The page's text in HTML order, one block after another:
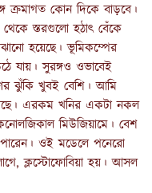
ক্রমাগত কোন দিকে বাড়বে।
স্তরগুলো হঠাৎ বেঁকে
হয়েছে। ভূমিকম্পের
যায়। সুরঙ্গও ওভাবেই
ঝুঁকি খুবই বেশি। আমি
এরকম খনির একটা নকল
মিউজিয়ামে। বেশ
ওই মডেলে পনেরো
ক্লস্টোফোবিয়া হয়। আসল